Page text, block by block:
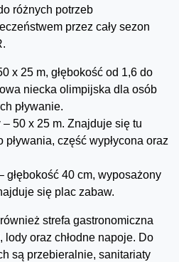
różnych potrzeb
przez cały sezon
x 25 m, głębokość od 1,6 do
niecka olimpijska dla osób
pływanie.
– 50 x 25 m. Znajduje się tu
część wypłycona oraz
głębokość 40 cm, wyposażony
się plac zabaw.
strefa gastronomiczna
oraz chłodne napoje. Do
są przebieralnie, sanitariaty